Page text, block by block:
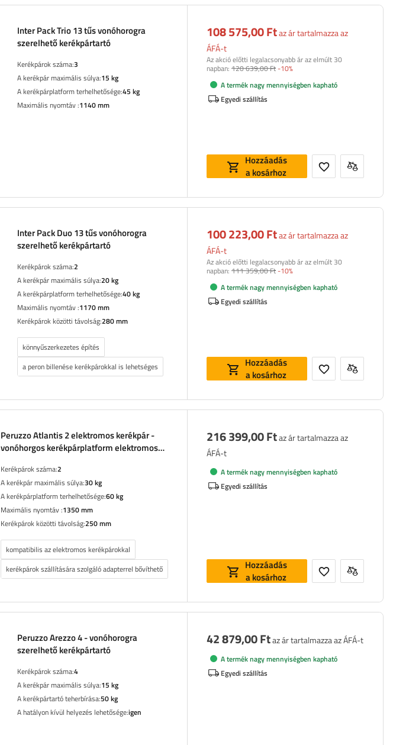
Inter Pack Trio 13 tűs vonóhorogra
szerelhető kerékpártartó
Kerékpárok száma:3
A kerékpár maximális súlya:15 kg
A kerékpárplatform terhelhetősége:45 kg
Maximális nyomtáv :1140 mm
108 575,00 Ftaz ár tartalmazza az
ÁFÁ-t
Az akció előtti legalacsonyabb ár az elmúlt 30
napban: 120 639,00 Ft-10%
A termék nagy mennyiségben kapható
Egyedi szállítás
Hozzáadás
a kosárhoz
Inter Pack Duo 13 tűs vonóhorogra
szerelhető kerékpártartó
Kerékpárok száma:2
A kerékpár maximális súlya:20 kg
A kerékpárplatform terhelhetősége:40 kg
Maximális nyomtáv :1170 mm
Kerékpárok közötti távolság:280 mm
könnyűszerkezetes építés
a peron billenése kerékpárokkal is lehetséges
100 223,00 Ftaz ár tartalmazza az
ÁFÁ-t
Az akció előtti legalacsonyabb ár az elmúlt 30
napban: 111 359,00 Ft-10%
A termék nagy mennyiségben kapható
Egyedi szállítás
Hozzáadás
a kosárhoz
Peruzzo Atlantis 2 elektromos kerékpár -
vonóhorgos kerékpárplatform elektromos
Kerékpárok száma:2
A kerékpár maximális súlya:30 kg
A kerékpárplatform terhelhetősége:60 kg
Maximális nyomtáv :1350 mm
Kerékpárok közötti távolság:250 mm
kompatibilis az elektromos kerékpárokkal
kerékpárok szállítására szolgáló adapterrel bővíthető
216 399,00 Ftaz ár tartalmazza az
ÁFÁ-t
A termék nagy mennyiségben kapható
Egyedi szállítás
Hozzáadás
a kosárhoz
Peruzzo Arezzo 4 - vonóhorogra
szerelhető kerékpártartó
Kerékpárok száma:4
A kerékpár maximális súlya:15 kg
A kerékpártartó teherbírása:50 kg
A hatályon kívül helyezés lehetősége:igen
42 879,00 Ftaz ár tartalmazza az ÁFÁ-t
A termék nagy mennyiségben kapható
Egyedi szállítás